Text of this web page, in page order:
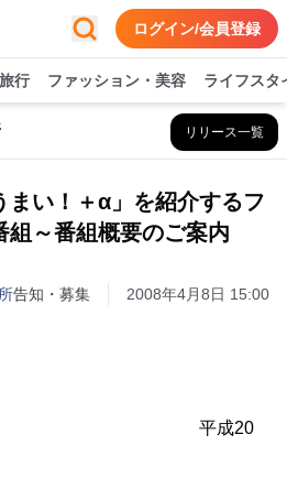
ログイン/会員登録
旅行 ファッション・美容 ライフスタ
リリース一覧
まい！＋α」を紹介するフ
組～番組概要のご案内
告知・募集 2008年4月8日 15:00
成20